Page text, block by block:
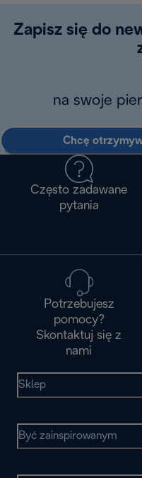
Zapisz się do
na swoje
Chcę
Często zadawane
pytania
Potrzebujesz
pomocy?
Skontaktuj się z
nami
Sklep
Być zainspirowanym